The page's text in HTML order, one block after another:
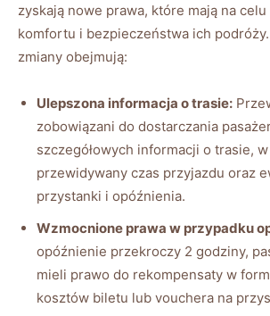
zyskają nowe prawa, ​które mają na
komfortu​ i⁢ bezpieczeństwa ‍ich
‌zmiany obejmują:
Ulepszona informacja o‌ trasie:
zobowiązani do ⁣dostarczania
szczegółowych informacji ‌o trasie,
‌przewidywany czas przyjazdu oraz
przystanki i opóźnienia.
Wzmocnione prawa w przypadku
opóźnienie przekroczy 2 godziny,
mieli prawo do rekompensaty w
⁤kosztów biletu lub vouchera na‍